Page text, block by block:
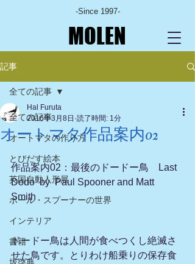
-Since 1997-
MOLEN
記事
全ての記事
オートマタの作り方
とびだす絵本
英国自動人形展
ポール・スプーナーの世界
インテリア
書籍
全ての記事
オートマタ作品案内02
Hal Furuta
2016年3月8日 読了時間: 1分
作品案内02：最後のドードー鳥　Last
Dodo  by  Paul Spooner and Matt
Smith
ドードー鳥は人間が食べつくし絶滅さ
せた鳥です。とりわけ船乗りの保存食